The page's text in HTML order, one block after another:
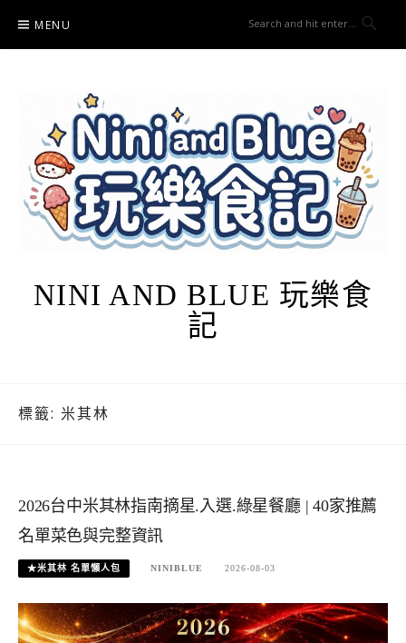
content
MENU
NINI AND BLUE 玩樂食
記
標籤: 米其林
2026台中米其林指南摘星.入選.綠星餐廳 | 40家推薦
名單菜色與完整資訊
★米其林 名單懶人包 NINIBLUE 2026-08-03